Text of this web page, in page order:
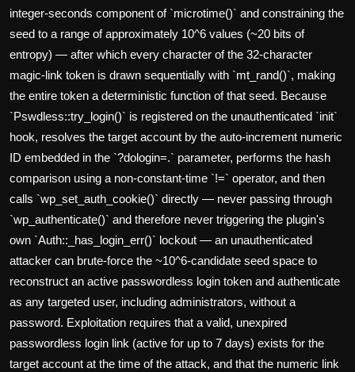
integer-seconds component of `microtime()` and constraining the
seed to a range of approximately 10^6 values (~20 bits of
entropy) — after which every character of the 32-character
magic-link token is drawn sequentially with `mt_rand()`, making
the entire token a deterministic function of that seed. Because
`Pswdless::try_login()` is registered on the unauthenticated `init`
hook, resolves the target account by the auto-increment numeric
ID embedded in the `?dologin=.` parameter, performs the hash
comparison using a non-constant-time `!=` operator, and then
calls `wp_set_auth_cookie()` directly — never passing through
`wp_authenticate()` and therefore never triggering the plugin's
own `Auth::_has_login_err()` lockout — an unauthenticated
attacker can brute-force the ~10^6-candidate seed space to
reconstruct an active passwordless login token and authenticate
as any targeted user, including administrators, without a
password. Exploitation requires that a valid, unexpired
passwordless login link (active for up to 7 days) exists for the
target account at the time of the attack, and that the numeric link